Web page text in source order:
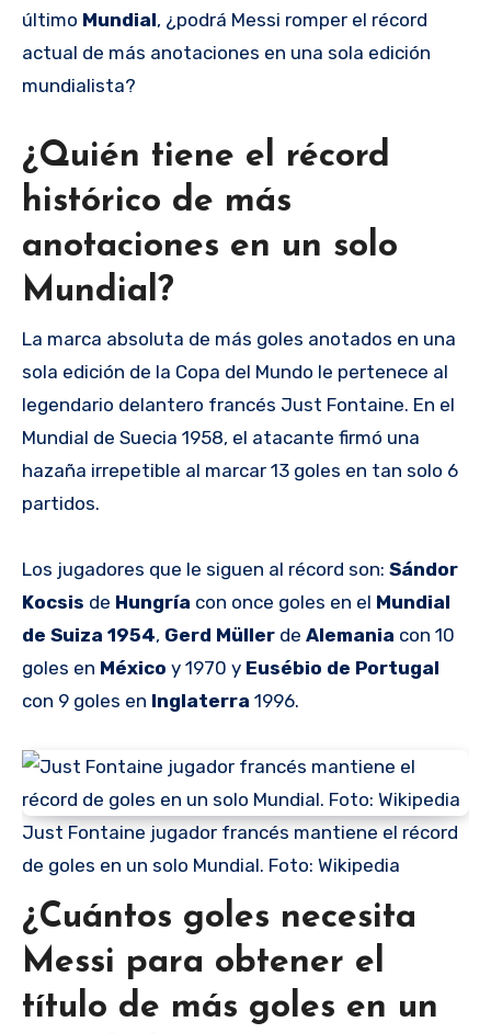
último Mundial, ¿podrá Messi romper el récord
actual de más anotaciones en una sola edición
mundialista?
¿Quién tiene el récord
histórico de más
anotaciones en un solo
Mundial?
La marca absoluta de más goles anotados en una
sola edición de la Copa del Mundo le pertenece al
legendario delantero francés Just Fontaine. En el
Mundial de Suecia 1958, el atacante firmó una
hazaña irrepetible al marcar 13 goles en tan solo 6
partidos.
Los jugadores que le siguen al récord son: Sándor
Kocsis de Hungría con once goles en el Mundial
de Suiza 1954, Gerd Müller de Alemania con 10
goles en México y 1970 y Eusébio de Portugal
con 9 goles en Inglaterra 1996.
Just Fontaine jugador francés mantiene el récord
de goles en un solo Mundial. Foto: Wikipedia
¿Cuántos goles necesita
Messi para obtener el
título de más goles en un